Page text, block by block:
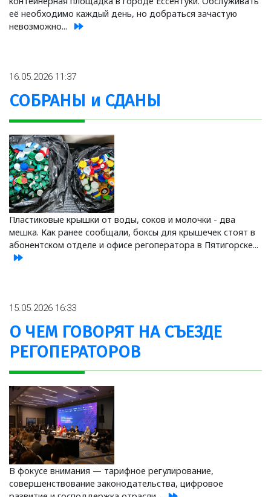
её необходимо каждый день, но добраться зачастую
невозможно...
16.05.2026 11:37
СОБРАНЫ и СДАНЫ
Пластиковые крышки от воды, соков и молочки - два
мешка. Как ранее сообщали, боксы для крышечек стоят в
абонентском отделе и офисе регоператора в Пятигорске...
15.05.2026 16:33
О ЧЕМ ГОВОРЯТ НА СЪЕЗДЕ
РЕГОПЕРАТОРОВ
В фокусе внимания — тарифное регулирование,
совершенствование законодательства, цифровое